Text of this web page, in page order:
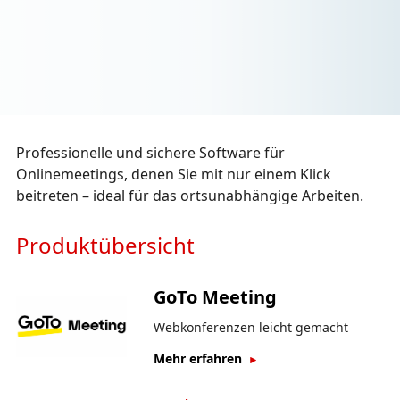
Professionelle und sichere Software für
Onlinemeetings, denen Sie mit nur einem Klick
beitreten – ideal für das ortsunabhängige Arbeiten.
Produktübersicht
GoTo Meeting
Webkonferenzen leicht gemacht
Mehr erfahren